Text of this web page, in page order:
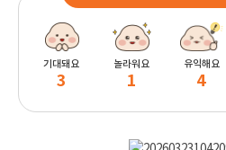
기대돼요
3
놀라워요
1
유익해요
4